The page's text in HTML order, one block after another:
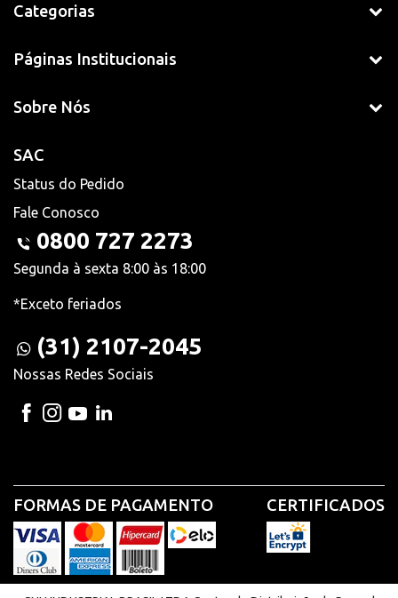
Categorias
Páginas Institucionais
Sobre Nós
SAC
Status do Pedido
Fale Conosco
0800 727 2273
Segunda à sexta 8:00 às 18:00
*Exceto feriados
(31) 2107-2045
Nossas Redes Sociais
FORMAS DE PAGAMENTO CERTIFICADOS